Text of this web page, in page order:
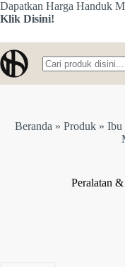
Skip
to
Dapatkan Harga Handuk
Klik Disini!
Beranda »Produk »Ibu
Peralatan